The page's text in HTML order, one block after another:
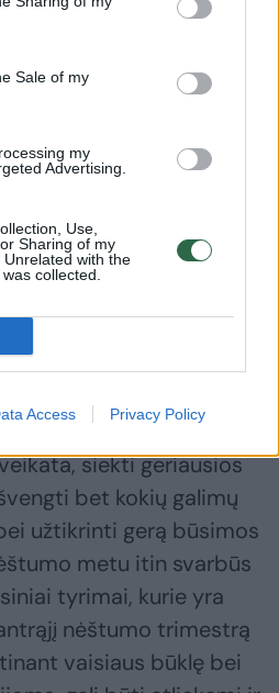
Sale of my
my
Advertising.
Use,
Sharing of my
with the
collected.
Access Privacy Policy
būsimą mamą“,
svarbūs reguliarūs
priežiūros
apsilankymas turėtų
savaitės, antrąjį ir
reikėtų
atsižvelgiant į
būklę, turimas
tikslas yra rūpintis
siekti geriausios
bet kokių galimų
užtikrinti gerą būsimos
metu itin svarbūs
tyrimai, kurie yra
nėštumo trimestrą
vaisiaus būklę bei